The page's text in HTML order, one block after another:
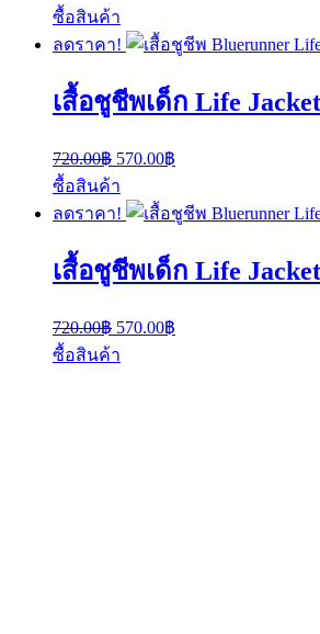
ซื้อสินค้า
ลดราคา!
เสื้อชูชีพเด็ก Life
720.00฿ Original
price
was:
720.00฿.
570.00฿
price
570.00฿.
ซื้อสินค้า
ลดราคา!
เสื้อชูชีพเด็ก Life
720.00฿ Original
price
was:
570.00฿
price
ซื้อสินค้า